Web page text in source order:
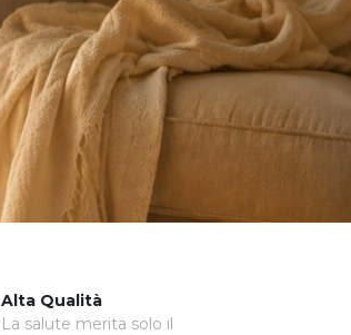
Alta Qualità
La salute merita solo il